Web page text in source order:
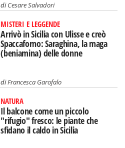
diCesare Salvadori
MISTERI E LEGGENDE
Arrivò in Sicilia con Ulisse e creò
Spaccaforno: Saraghina, la maga
(beniamina) delle donne
diFrancesca Garofalo
NATURA
Il balcone come un piccolo
"rifugio" fresco: le piante che
sfidano il caldo in Sicilia